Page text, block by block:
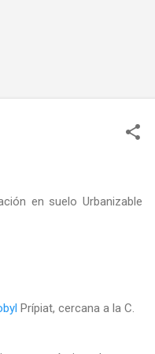
en suelo Urbanizable
Prípiat, cercana a la C.